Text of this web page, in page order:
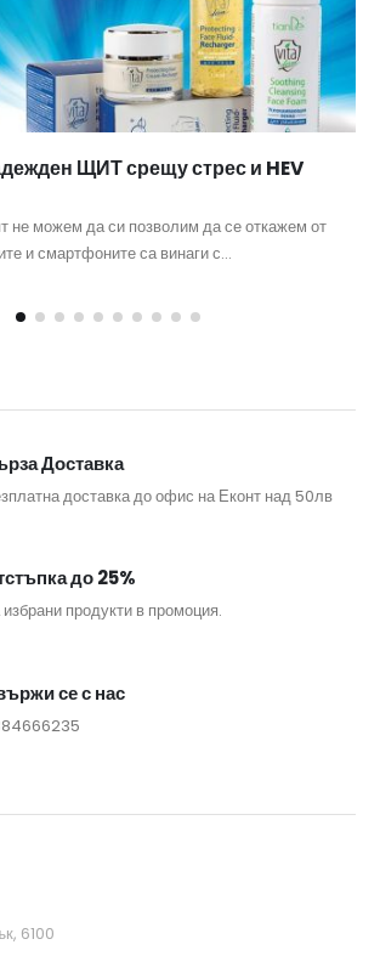
ЩИТ срещу стрес и HEV
не можем да си позволим да се откажем от
и смартфоните са винаги с...
Доставка
доставка до офис на Еконт над 50лв
до 25%
продукти в промоция.
се с нас
6100